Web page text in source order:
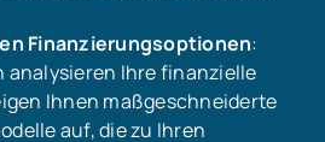
Finanzierungsoptionen:
analysieren Ihre finanzielle
Ihnen maßgeschneiderte
auf, die zu Ihren